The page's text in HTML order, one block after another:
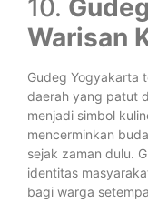
10.
Warisan
Gudeg Yogyakarta
daerah yang patut
menjadi simbol
mencerminkan
sejak zaman dulu.
identitas
bagi warga